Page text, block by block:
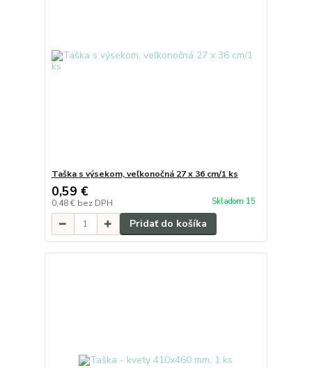
Taška s výsekom, veľkonočná 27 x 36 cm/1 ks
0,59 €
0,48 € bez DPH Skladom 15
Pridať do košíka